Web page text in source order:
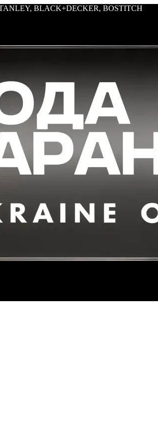
BLACK+DECKER, BOSTITCH